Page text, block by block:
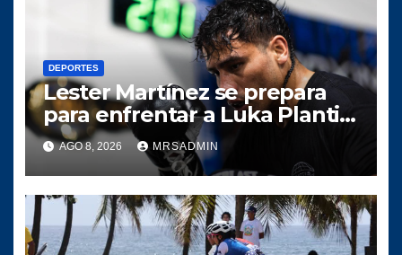
DEPORTES
Lester Martínez se prepara
para enfrentar a Luka Plantić
y defender el título mundial
interino para Guatemala
AGO 8, 2026 MRSADMIN